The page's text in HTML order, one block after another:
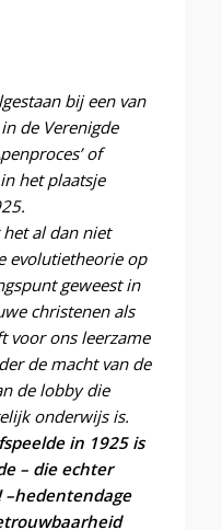
bij een van
de Verenigde
of
in het plaatsje
al dan niet
evolutietheorie op
geweest in
christenen als
voor ons leerzame
de macht van de
de lobby die
onderwijs is.
in 1925 is
– die echter